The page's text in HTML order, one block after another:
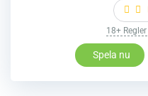
18+
Spela nu